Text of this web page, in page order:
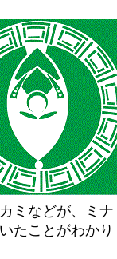
ミなどが、ミナ
たことがわかり